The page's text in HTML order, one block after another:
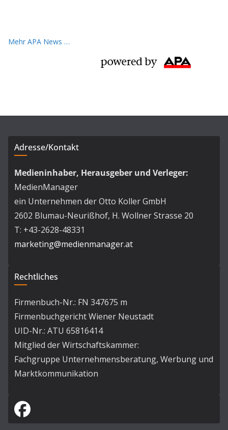
Mehr APA News …
Adresse/Kontakt
Medieninhaber, Herausgeber und Verleger:
MedienManager
ein Unternehmen der Otto Koller GmbH
2602 Blumau-Neurißhof, H. Wollner Strasse 20
T: +43-2628-48331
marketing@medienmanager.at
Rechtliches
Firmenbuch-Nr.: FN 347675 m
Firmenbuchgericht Wiener Neustadt
UID-Nr.: ATU 65816414
Mitglied der Wirtschaftskammer:
Fachgruppe Unternehmensberatung, Werbung und
Marktkommunikation